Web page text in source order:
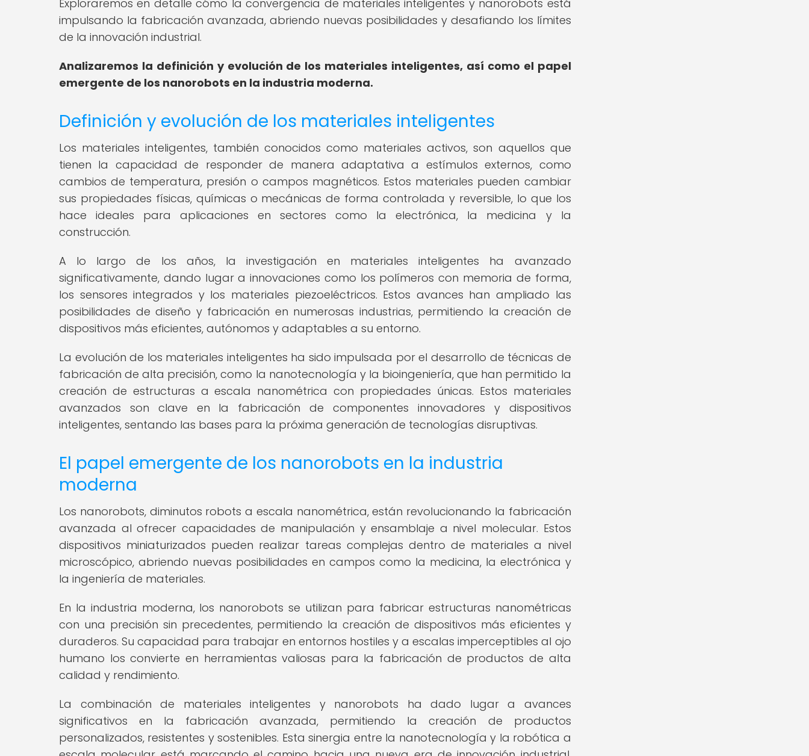
Exploraremos en detalle cómo la convergencia de materiales inteligentes y nanorobots está
impulsando la fabricación avanzada, abriendo nuevas posibilidades y desafiando los límites
de la innovación industrial.
Analizaremos la definición y evolución de los materiales inteligentes, así como el papel
emergente de los nanorobots en la industria moderna.
Definición y evolución de los materiales inteligentes
Los materiales inteligentes, también conocidos como materiales activos, son aquellos que
tienen la capacidad de responder de manera adaptativa a estímulos externos, como
cambios de temperatura, presión o campos magnéticos. Estos materiales pueden cambiar
sus propiedades físicas, químicas o mecánicas de forma controlada y reversible, lo que los
hace ideales para aplicaciones en sectores como la electrónica, la medicina y la
construcción.
A lo largo de los años, la investigación en materiales inteligentes ha avanzado
significativamente, dando lugar a innovaciones como los polímeros con memoria de forma,
los sensores integrados y los materiales piezoeléctricos. Estos avances han ampliado las
posibilidades de diseño y fabricación en numerosas industrias, permitiendo la creación de
dispositivos más eficientes, autónomos y adaptables a su entorno.
La evolución de los materiales inteligentes ha sido impulsada por el desarrollo de técnicas de
fabricación de alta precisión, como la nanotecnología y la bioingeniería, que han permitido la
creación de estructuras a escala nanométrica con propiedades únicas. Estos materiales
avanzados son clave en la fabricación de componentes innovadores y dispositivos
inteligentes, sentando las bases para la próxima generación de tecnologías disruptivas.
El papel emergente de los nanorobots en la industria
moderna
Los nanorobots, diminutos robots a escala nanométrica, están revolucionando la fabricación
avanzada al ofrecer capacidades de manipulación y ensamblaje a nivel molecular. Estos
dispositivos miniaturizados pueden realizar tareas complejas dentro de materiales a nivel
microscópico, abriendo nuevas posibilidades en campos como la medicina, la electrónica y
la ingeniería de materiales.
En la industria moderna, los nanorobots se utilizan para fabricar estructuras nanométricas
con una precisión sin precedentes, permitiendo la creación de dispositivos más eficientes y
duraderos. Su capacidad para trabajar en entornos hostiles y a escalas imperceptibles al ojo
humano los convierte en herramientas valiosas para la fabricación de productos de alta
calidad y rendimiento.
La combinación de materiales inteligentes y nanorobots ha dado lugar a avances
significativos en la fabricación avanzada, permitiendo la creación de productos
personalizados, resistentes y sostenibles. Esta sinergia entre la nanotecnología y la robótica a